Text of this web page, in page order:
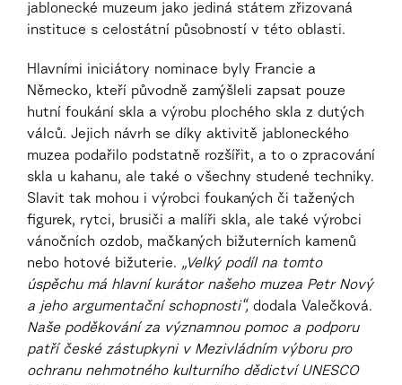
jablonecké muzeum jako jediná státem zřizovaná
instituce s celostátní působností v této oblasti.
Hlavními iniciátory nominace byly Francie a
Německo, kteří původně zamýšleli zapsat pouze
hutní foukání skla a výrobu plochého skla z dutých
válců. Jejich návrh se díky aktivitě jabloneckého
muzea podařilo podstatně rozšířit, a to o zpracování
skla u kahanu, ale také o všechny studené techniky.
Slavit tak mohou i výrobci foukaných či tažených
figurek, rytci, brusiči a malíři skla, ale také výrobci
vánočních ozdob, mačkaných bižuterních kamenů
nebo hotové bižuterie. „Velký podíl na tomto
úspěchu má hlavní kurátor našeho muzea Petr Nový
a jeho argumentační schopnosti“, dodala Valečková.
Naše poděkování za významnou pomoc a podporu
patří české zástupkyni v Mezivládním výboru pro
ochranu nehmotného kulturního dědictví UNESCO